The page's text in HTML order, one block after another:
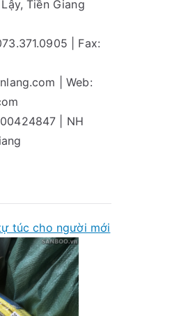
Tiền Giang
| Fax:
| Web:
| NH
túc cho người mới